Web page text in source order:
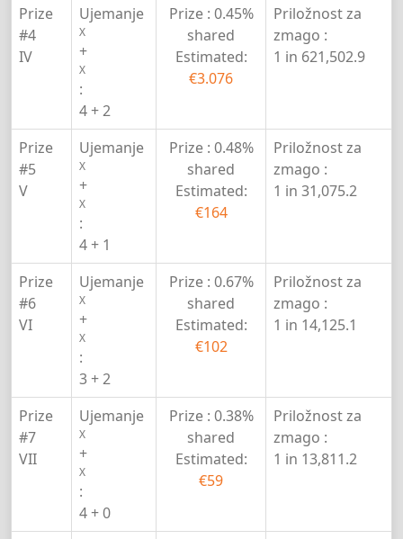
Prize
#4
IV
Ujemanje
X
+
X
:
4 + 2
Prize : 0.45%
shared
Estimated:
€3.076
Priložnost za
zmago :
1 in 621,502.9
Prize
#5
V
Ujemanje
X
+
X
:
4 + 1
Prize : 0.48%
shared
Estimated:
€164
Priložnost za
zmago :
1 in 31,075.2
Prize
#6
VI
Ujemanje
X
+
X
:
3 + 2
Prize : 0.67%
shared
Estimated:
€102
Priložnost za
zmago :
1 in 14,125.1
Prize
#7
VII
Ujemanje
X
+
X
:
4 + 0
Prize : 0.38%
shared
Estimated:
€59
Priložnost za
zmago :
1 in 13,811.2